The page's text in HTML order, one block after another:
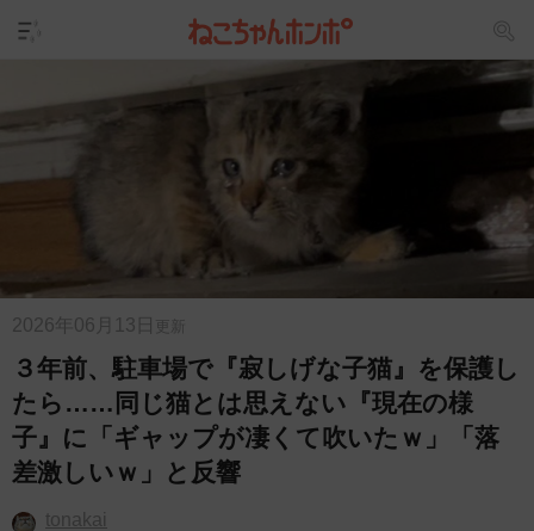
2026年06月13日 更新
３年前、駐車場で『寂しげな子猫』を保護し
たら……同じ猫とは思えない『現在の様
子』に「ギャップが凄くて吹いたｗ」「落
差激しいｗ」と反響
tonakai